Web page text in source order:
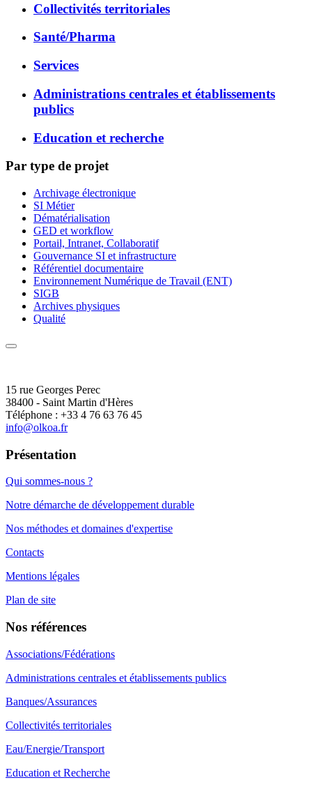
Collectivités territoriales
Santé/Pharma
Services
Administrations centrales et établissements
publics
Education et recherche
Par type de projet
Archivage électronique
SI Métier
Dématérialisation
GED et workflow
Portail, Intranet, Collaboratif
Gouvernance SI et infrastructure
Référentiel documentaire
Environnement Numérique de Travail (ENT)
SIGB
Archives physiques
Qualité
15 rue Georges Perec
38400 - Saint Martin d'Hères
Téléphone : +33 4 76 63 76 45
info@olkoa.fr
Présentation
Qui sommes-nous ?
Notre démarche de développement durable
Nos méthodes et domaines d'expertise
Contacts
Mentions légales
Plan de site
Nos références
Associations/Fédérations
Administrations centrales et établissements publics
Banques/Assurances
Collectivités territoriales
Eau/Energie/Transport
Education et Recherche